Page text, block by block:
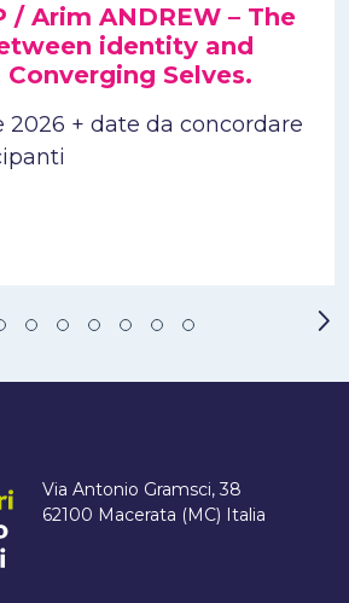
/ Arim ANDREW – The
identity and
Selves.
2026 + date da concordare
Via Antonio Gramsci, 38
62100 Macerata (MC) Italia